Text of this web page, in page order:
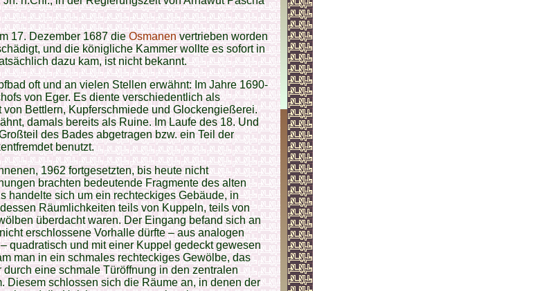
17. Dezember 1687 dieOsmanenvertrieben worden
und die königliche Kammer wollte es sofort in
dazu kam, ist nicht bekannt.
oft und an vielen Stellen erwähnt: Im Jahre 1690-
von Eger. Es diente verschiedentlich als
von Bettlern, Kupferschmiede und Glockengießerei.
damals bereits als Ruine. Im Laufe des 18. Und
des Bades abgetragen bzw. ein Teil der
benutzt.
1962 fortgesetzten, bis heute nicht
brachten bedeutende Fragmente des alten
handelte sich um ein rechteckiges Gebäude, in
Räumlichkeiten teils von Kuppeln, teils von
überdacht waren. Der Eingang befand sich an
erschlossene Vorhalle dürfte – aus analogen
quadratisch und mit einer Kuppel gedeckt gewesen
man in ein schmales rechteckiges Gewölbe, das
durch eine schmale Türöffnung in den zentralen
Diesem schlossen sich die Räume an, in denen der